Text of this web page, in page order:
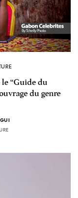
“Guide du
du genre